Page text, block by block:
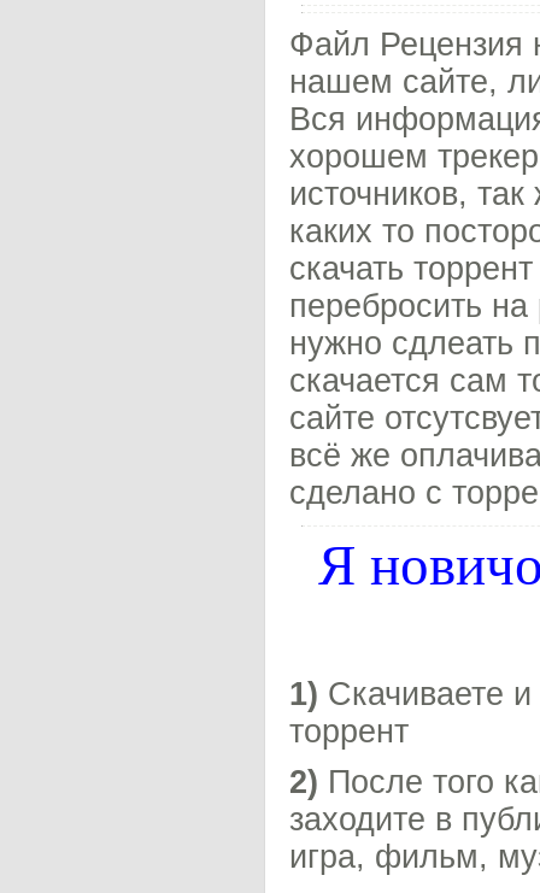
Файл Рецензия
нашем сайте,
Вся
хорошем
источников,
каких то
скачать
перебросить
нужно сдлеать
скачается сам
сайте
всё же
сделано с
Я
1) Скачиваете
торрент
2) После того
заходите в
игра, фильм,